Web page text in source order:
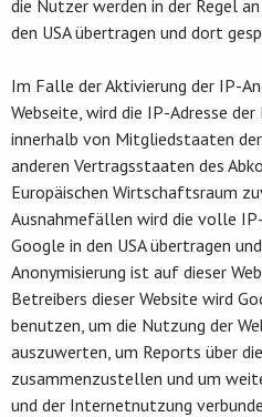
die Nutzer werden in der Regel
den USA übertragen und dort
Im Falle der Aktivierung der IP-
Webseite, wird die IP-Adresse
innerhalb von Mitgliedstaaten
anderen Vertragsstaaten des
Europäischen Wirtschaftsraum
Ausnahmefällen wird die volle
Google in den USA übertragen
Anonymisierung ist auf dieser
Betreibers dieser Website wird
benutzen, um die Nutzung der
auszuwerten, um Reports über
zusammenzustellen und um
und der Internetnutzung